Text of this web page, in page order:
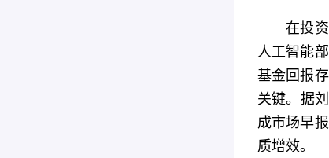
在投
人工智能
基金回报
关键。据
成市场早
质增效。